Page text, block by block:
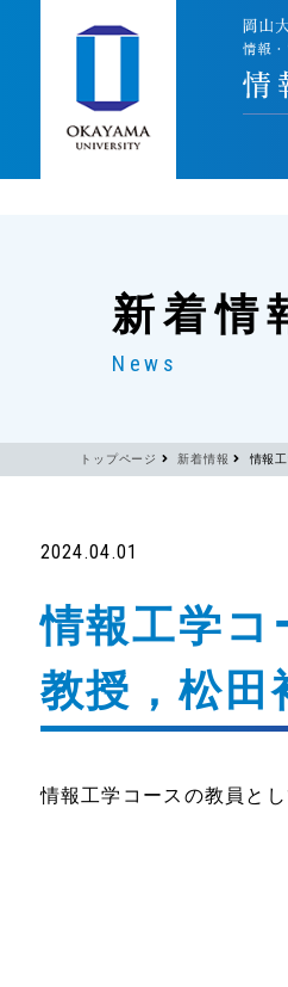
新着情
News
トップページ 新着情報 情報
2024.04.01
情報工学コ
教授，松田
情報工学コースの教員と